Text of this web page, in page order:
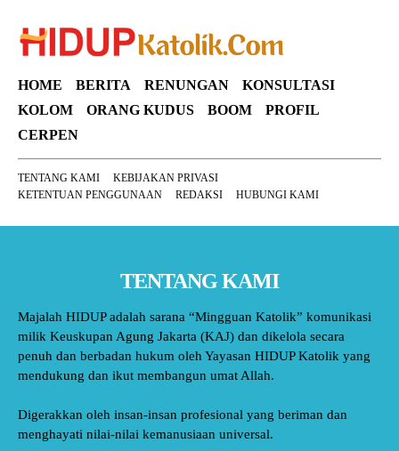
HOME BERITA RENUNGAN
KONSULTASI
KOLOM
ORANG KUDUS BOOM
PROFIL
CERPEN
TENTANG KAMI
KEBIJAKAN PRIVASI
KETENTUAN PENGGUNAAN
REDAKSI HUBUNGI KAMI
TENTANG KAMI
Majalah HIDUP adalah sarana “Mingguan Katolik” komunikasi
milik Keuskupan Agung Jakarta (KAJ) dan dikelola secara
penuh dan berbadan hukum oleh Yayasan HIDUP Katolik yang
mendukung dan ikut membangun umat Allah.
Digerakkan oleh insan-insan profesional yang beriman dan
menghayati nilai-nilai kemanusiaan universal.